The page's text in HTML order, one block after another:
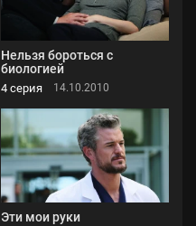
Нельзя бороться с
биологией
4 серия 14.10.2010
Эти мои руки